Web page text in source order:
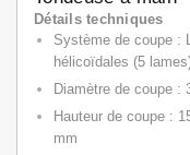
Détails techniques
Système de coupe :
hélicoïdales (5
Diamètre de coupe :
Hauteur de coupe :
mm